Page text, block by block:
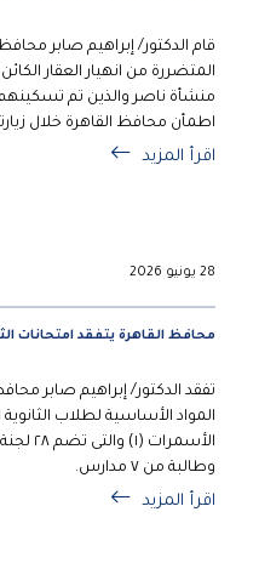
قام الدكتور/ إبراهيم صابر
المتضررة من انهيار العقار
اطمأن محافظ القاهرة خلال
اقرأ المزيد
28 يونيو 2026
محافظ القاهرة يتفقد امتحانات
تفقد الدكتور/ إبراهيم صابر
وطالبة من ٧ مدارس.
اقرأ المزيد